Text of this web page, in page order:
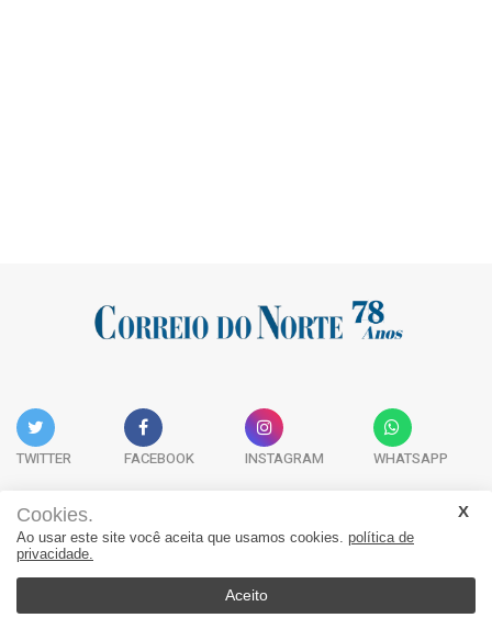
TWITTER FACEBOOK INSTAGRAM WHATSAPP
Acervo Digital Fale Conosco Quem Somos
Cookies.
Ao usar este site você aceita que usamos cookies. política de
privacidade.
Aceito